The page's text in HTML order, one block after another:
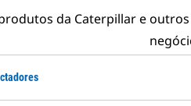
da Caterpillar e